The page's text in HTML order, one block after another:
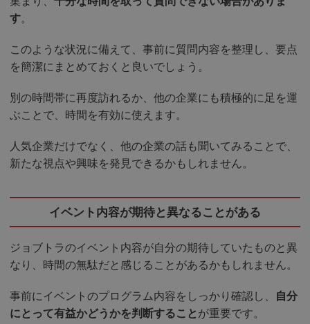
す。
このような状況に備えて、事前に質問内容を整理し、要点
を簡潔にまとめておくと良いでしょう。
別の時間帯に再度訪れるか、他の企業にも積極的に足を運
ぶことで、時間を有効に使えます。
人気企業だけでなく、他の企業の話も聞いてみることで、
新たな視点や興味を発見できるかもしれません。
イベント内容が期待と異なることがある
ジョブトラのイベント内容が自分の期待していたものと異
なり、時間の無駄だと感じることがあるかもしれません。
事前にイベントのプログラム内容をしっかり確認し、
自分
にとって有益かどうかを判断すること が重要です。